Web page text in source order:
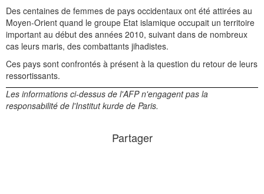
Des centaines de femmes de pays occidentaux ont été attirées au
Moyen-Orient quand le groupe Etat islamique occupait un territoire
important au début des années 2010, suivant dans de nombreux
cas leurs maris, des combattants jihadistes.
Ces pays sont confrontés à présent à la question du retour de leurs
ressortissants.
Les informations ci-dessus de l'AFP n'engagent pas la
responsabilité de l'Institut kurde de Paris.
Partager